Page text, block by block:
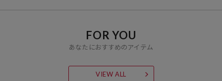
FOR YOU
あなたにおすすめのアイテム
VIEW ALL